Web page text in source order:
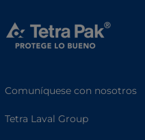
Comuníquese con nosotros
Tetra Laval Group